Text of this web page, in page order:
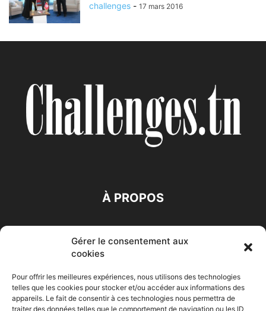
Gérer le consentement aux
cookies
Pour offrir les meilleures expériences, nous utilisons des technologies
telles que les cookies pour stocker et/ou accéder aux informations des
appareils. Le fait de consentir à ces technologies nous permettra de
traiter des données telles que le comportement de navigation ou les ID
challenges - 17 mars 2016
À PROPOS